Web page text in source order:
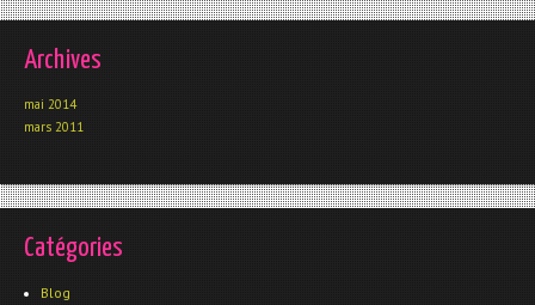
Archives
mai 2014
mars 2011
Catégories
Blog